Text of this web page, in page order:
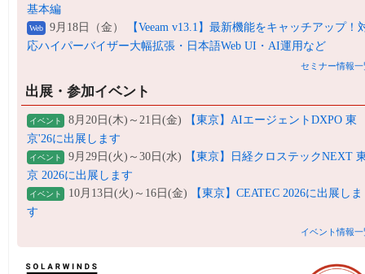
基本編
Web 9月18日（金）
【Veeam v13.1】最新機能をキャッチアップ！
応ハイパーバイザー大幅拡張・日本語Web UI・AI運用など
セミナー情報一
出展・参加イベント
イベント 8月20日(木)～21日(金)
【東京】AIエージェントDXPO 東
京'26に出展します
イベント 9月29日(火)～30日(水)
【東京】日経クロステックNEXT
京 2026に出展します
イベント 10月13日(火)～16日(金)
【東京】CEATEC 2026に出展しま
す
イベント情報一